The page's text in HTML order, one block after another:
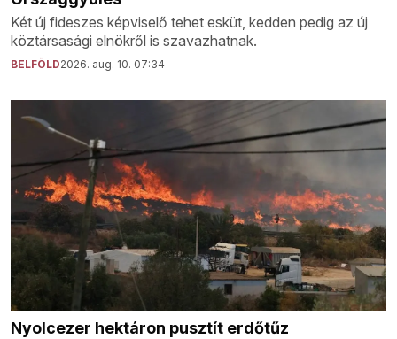
Két új fideszes képviselő tehet esküt, kedden pedig az új
köztársasági elnökről is szavazhatnak.
BELFÖLD2026. aug. 10. 07:34
Nyolcezer hektáron pusztít erdőtűz